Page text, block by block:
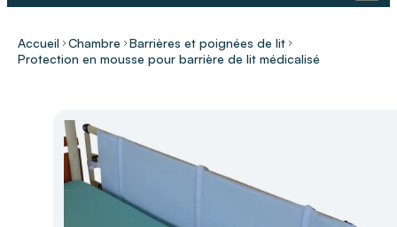
Accueil Chambre
Barrières et poignées de lit
Protection en mousse pour barrière de lit médicalisé